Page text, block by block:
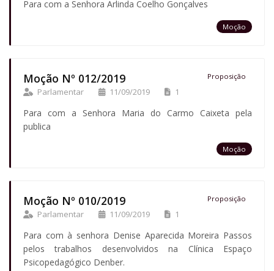
Para com a Senhora Arlinda Coelho Gonçalves
Moção
Moção Nº 012/2019 Proposição
Parlamentar 11/09/2019 1
Para com a Senhora Maria do Carmo Caixeta pela
publica
Moção
Moção Nº 010/2019 Proposição
Parlamentar 11/09/2019 1
Para com à senhora Denise Aparecida Moreira Passos
pelos trabalhos desenvolvidos na Clínica Espaço
Psicopedagógico Denber.